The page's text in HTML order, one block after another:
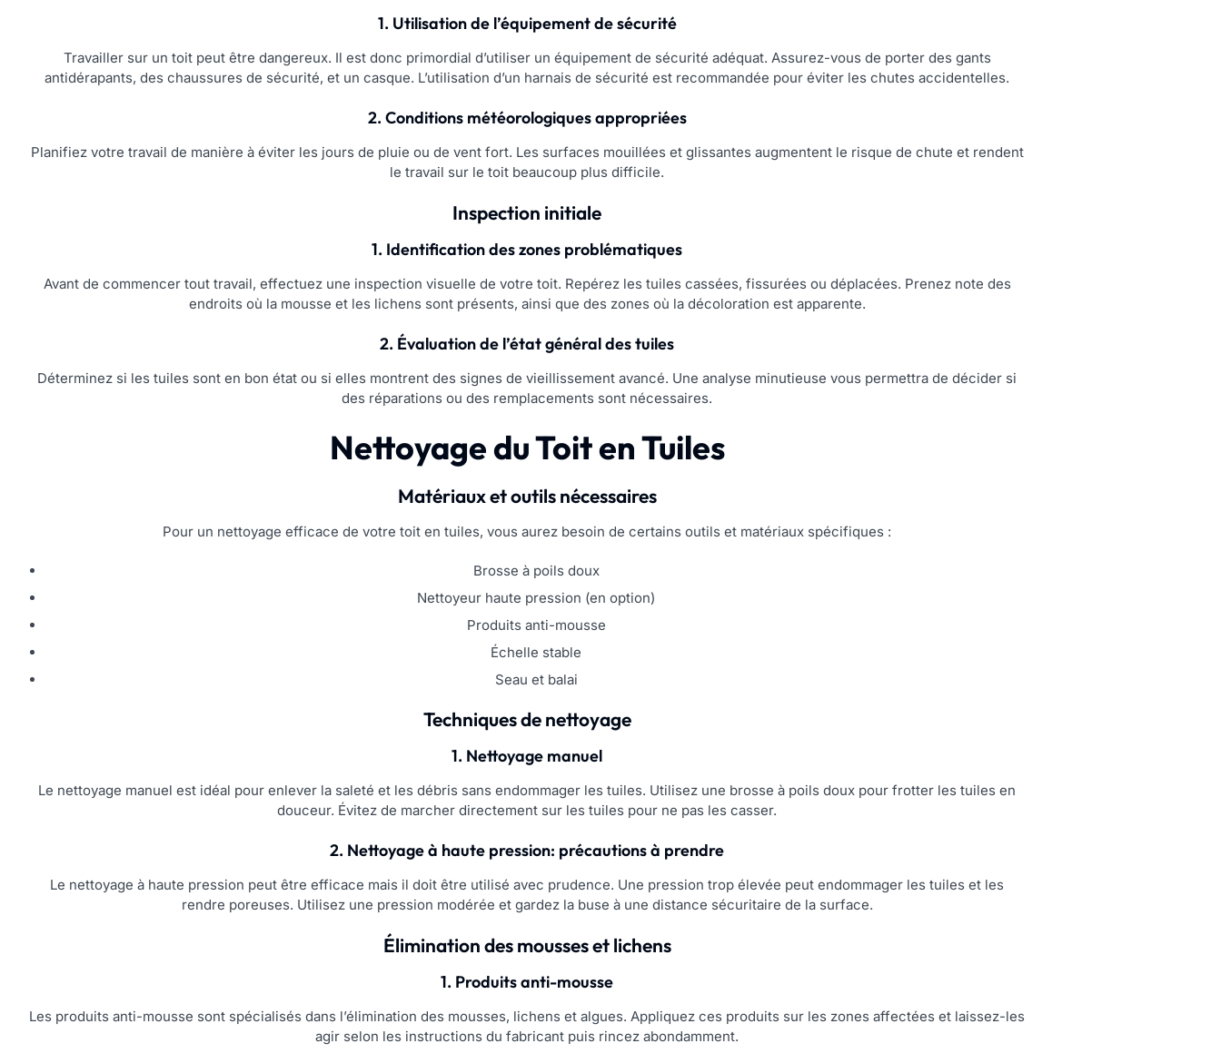
1. Utilisation de l’équipement de sécurité
Travailler sur un toit peut être dangereux. Il est donc primordial d’utiliser un équipement de sécurité adéquat. Assurez-vous de porter des gants
antidérapants, des chaussures de sécurité, et un casque. L’utilisation d’un harnais de sécurité est recommandée pour éviter les chutes accidentelles.
2. Conditions météorologiques appropriées
Planifiez votre travail de manière à éviter les jours de pluie ou de vent fort. Les surfaces mouillées et glissantes augmentent le risque de chute et rendent
le travail sur le toit beaucoup plus difficile.
Inspection initiale
1. Identification des zones problématiques
Avant de commencer tout travail, effectuez une inspection visuelle de votre toit. Repérez les tuiles cassées, fissurées ou déplacées. Prenez note des
endroits où la mousse et les lichens sont présents, ainsi que des zones où la décoloration est apparente.
2. Évaluation de l’état général des tuiles
Déterminez si les tuiles sont en bon état ou si elles montrent des signes de vieillissement avancé. Une analyse minutieuse vous permettra de décider si
des réparations ou des remplacements sont nécessaires.
Nettoyage du Toit en Tuiles
Matériaux et outils nécessaires
Pour un nettoyage efficace de votre toit en tuiles, vous aurez besoin de certains outils et matériaux spécifiques :
Brosse à poils doux
Nettoyeur haute pression (en option)
Produits anti-mousse
Échelle stable
Seau et balai
Techniques de nettoyage
1. Nettoyage manuel
Le nettoyage manuel est idéal pour enlever la saleté et les débris sans endommager les tuiles. Utilisez une brosse à poils doux pour frotter les tuiles en
douceur. Évitez de marcher directement sur les tuiles pour ne pas les casser.
2. Nettoyage à haute pression: précautions à prendre
Le nettoyage à haute pression peut être efficace mais il doit être utilisé avec prudence. Une pression trop élevée peut endommager les tuiles et les
rendre poreuses. Utilisez une pression modérée et gardez la buse à une distance sécuritaire de la surface.
Élimination des mousses et lichens
1. Produits anti-mousse
Les produits anti-mousse sont spécialisés dans l’élimination des mousses, lichens et algues. Appliquez ces produits sur les zones affectées et laissez-les
agir selon les instructions du fabricant puis rincez abondamment.